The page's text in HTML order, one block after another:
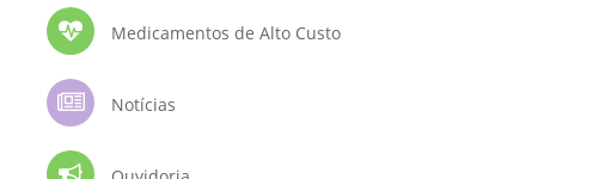
Medicamentos de Alto Custo
Notícias